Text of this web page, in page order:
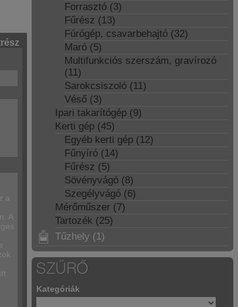
a
A
Forrasztó (3)
Fűrész (13)
Fúrógép, csavarbehajtó (32)
Maró (5)
Multifunkciós szerszám, gravírozó
(11)
Sarokcsiszoló (11)
Véső (3)
Ipari takarítógép (9)
Kerti gép (45)
Egyéb kerti gép (12)
Fűnyíró (14)
Fűrész (5)
Sövényvágó (8)
Szegélyvágó (6)
Mérőműszer (7)
Tartozék (25)
Tűzhely (1)
SZŰRŐ
Kategóriák